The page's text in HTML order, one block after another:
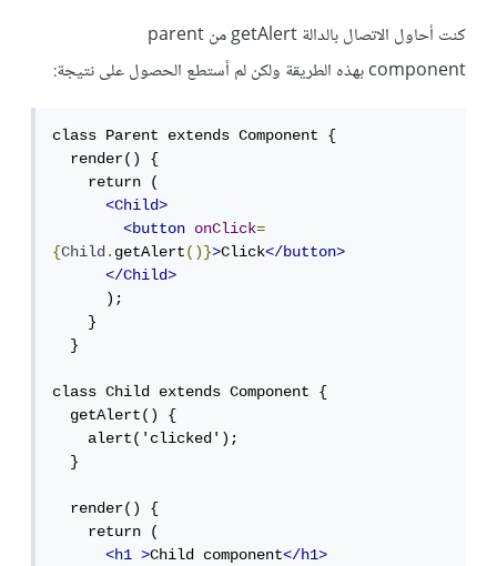
كنت أحاول الاتصال بالدالة getAlert من parent
component بهذه الطريقة ولكن لم أستطع الحصول على نتيجة:
class Parent extends Component {
  render() {
    return (
<Child>
<button
onClick=
{Child.getAlert()}>Click</button>
</Child>
      );
    }
  }
class Child extends Component {
  getAlert() {
    alert('clicked');
  }
  render() {
    return (
<h1
>Child component</h1>